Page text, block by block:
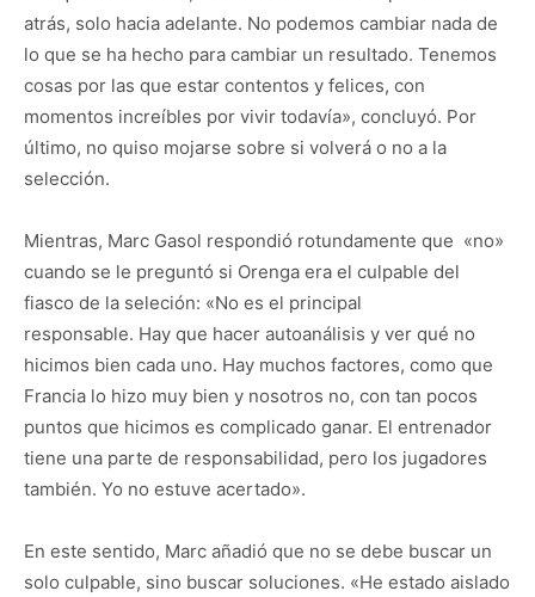
atrás, solo hacia adelante. No podemos cambiar nada de
lo que se ha hecho para cambiar un resultado. Tenemos
cosas por las que estar contentos y felices, con
momentos increíbles por vivir todavía», concluyó. Por
último, no quiso mojarse sobre si volverá o no a la
selección.
Mientras, Marc Gasol respondió rotundamente que «no»
cuando se le preguntó si Orenga era el culpable del
fiasco de la seleción: «No es el principal
responsable. Hay que hacer autoanálisis y ver qué no
hicimos bien cada uno. Hay muchos factores, como que
Francia lo hizo muy bien y nosotros no, con tan pocos
puntos que hicimos es complicado ganar. El entrenador
tiene una parte de responsabilidad, pero los jugadores
también. Yo no estuve acertado».
En este sentido, Marc añadió que no se debe buscar un
solo culpable, sino buscar soluciones. «He estado aislado